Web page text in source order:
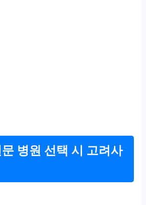
병원 선택 시 고려사